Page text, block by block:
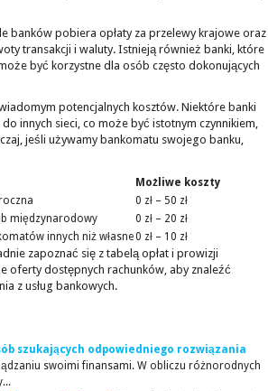
banków pobiera opłaty za przelewy krajowe oraz
transakcji i waluty. Istnieją również banki, które
być korzystne dla osób często dokonujących
potencjalnych kosztów. Niektóre banki
do innych sieci, co może być istotnym czynnikiem,
jeśli używamy bankomatu swojego banku,
Możliwe koszty
0 zł – 50 zł
międzynarodowy
0 zł – 20 zł
innych niż własne0 zł – 10 zł
zapoznać się z tabelą opłat i prowizji
dostępnych rachunków, aby znaleźć
z usług bankowych.
szukających odpowiedniego rozwiązania
swoimi finansami. W obliczu różnorodnych